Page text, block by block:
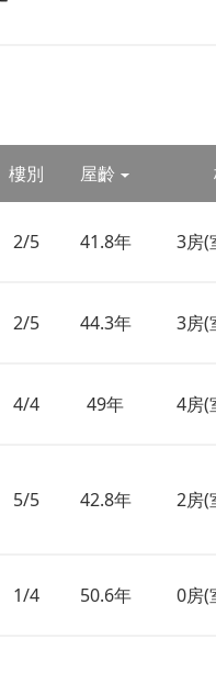
樓別 屋齡
2/5 41.8年 3房(
2/5 44.3年 3房(
4/4 49年 4房(
5/5 42.8年 2房(
1/4 50.6年 0房(